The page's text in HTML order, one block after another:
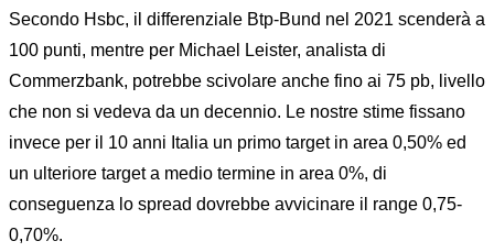
Secondo Hsbc, il differenziale Btp-Bund nel 2021 scenderà a
100 punti, mentre per Michael Leister, analista di
Commerzbank, potrebbe scivolare anche fino ai 75 pb, livello
che non si vedeva da un decennio. Le nostre stime fissano
invece per il 10 anni Italia un primo target in area 0,50% ed
un ulteriore target a medio termine in area 0%, di
conseguenza lo spread dovrebbe avvicinare il range 0,75-
0,70%.